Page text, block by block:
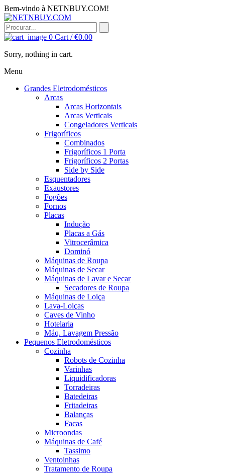
Bem-vindo à NETNBUY.COM!
0 Cart /€0.00
Sorry, nothing in cart.
Menu
Grandes Eletrodomésticos
Arcas
Arcas Horizontais
Arcas Verticais
Congeladores Verticais
Frigoríficos
Combinados
Frigoríficos 1 Porta
Frigoríficos 2 Portas
Side by Side
Esquentadores
Exaustores
Fogões
Fornos
Placas
Indução
Placas a Gás
Vitrocerâmica
Dominó
Máquinas de Roupa
Máquinas de Secar
Máquinas de Lavar e Secar
Secadores de Roupa
Máquinas de Loiça
Lava-Loiças
Caves de Vinho
Hotelaria
Máq. Lavagem Pressão
Pequenos Eletrodomésticos
Cozinha
Robots de Cozinha
Varinhas
Liquidificadoras
Torradeiras
Batedeiras
Fritadeiras
Balanças
Facas
Microondas
Máquinas de Café
Tassimo
Ventoinhas
Tratamento de Roupa